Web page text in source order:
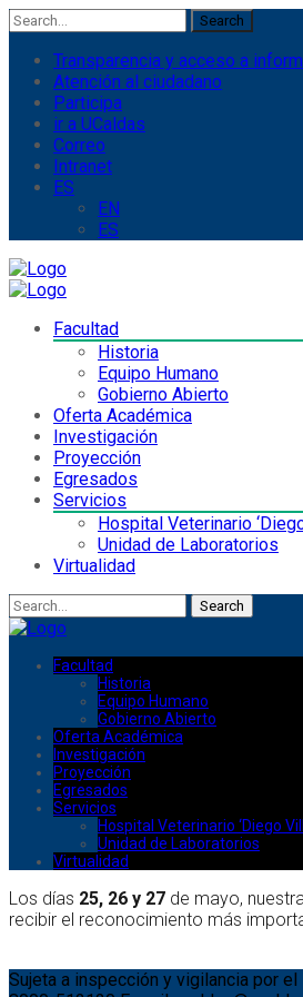
Search
Transparencia y acceso a
Atención al ciudadano
Participa
ir a UCaldas
Correo
Intranet
ES
EN
ES
Facultad
Historia
Equipo Humano
Gobierno Abierto
Oferta Académica
Investigación
Proyección
Egresados
Servicios
Hospital Veterinario
Unidad de Laboratorios
Virtualidad
Search
Facultad
Historia
Equipo Humano
Gobierno Abierto
Oferta Académica
Investigación
Proyección
Egresados
Servicios
Hospital Veterinario ‘Diego
Unidad de Laboratorios
Virtualidad
Los días 25, 26 y 27 de mayo,
recibir el reconocimiento más
Sujeta a inspección y vigilancia por